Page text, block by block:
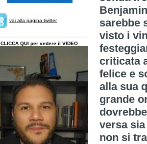
vai alla pagina twitter
CLICCA QUI per vedere il VIDEO
sarebbe
visto i
criticata
felice e
alla sua
grande
versa
non si